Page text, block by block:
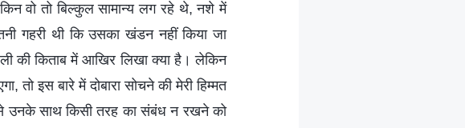
वो तो बिल्कुल सामान्य लग रहे थे, नशे में
गहरी थी कि उसका खंडन नहीं किया जा
की किताब में आखिर लिखा क्या है। लेकिन
इस बारे में दोबारा सोचने की मेरी हिम्मत
से उनके साथ किसी तरह का संबंध न रखने को